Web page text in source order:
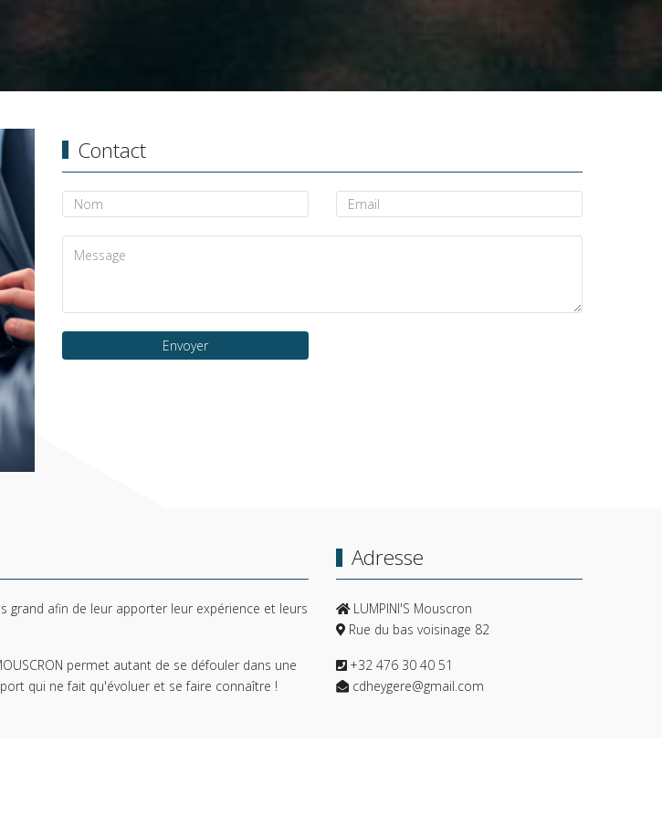
Contact
Envoyer
grand afin de leur apporter leur expérience et leurs
permet autant de se défouler dans une
qui ne fait qu'évoluer et se faire connaître !
Adresse
LUMPINI'S Mouscron
Rue du bas voisinage 82
+32 476 30 40 51
cdheygere@gmail.com